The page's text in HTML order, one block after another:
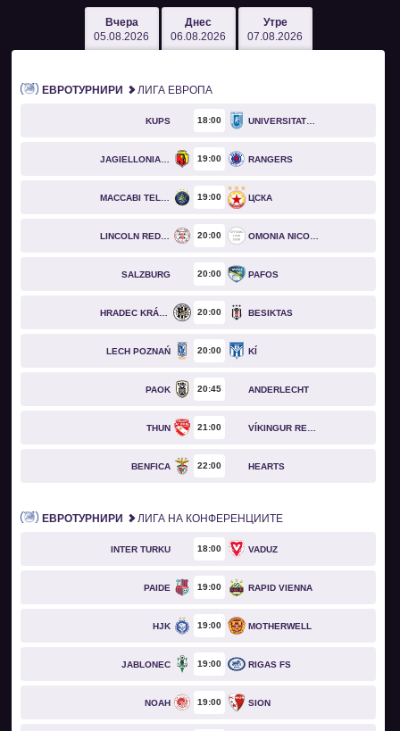
Вчера
05.08.2026
Днес
06.08.2026
Утре
07.08.2026
ЕВРОТУРНИРИ ЛИГА ЕВРОПА
KUPS 18 00 UNIVERSITATEA CRAIOVA
JAGIELLONIA BIAŁYSTOK 19 00 RANGERS
19 00 ЦСКА
LINCOLN RED IMPS 20 00 OMONIA NICOSIA
SALZBURG 20 00 PAFOS
HRADEC KRÁLOVÉ 20 00 BESIKTAS
LECH POZNAŃ 20 00 KÍ
PAOK 20 45 ANDERLECHT
THUN 21 00
BENFICA 22 00 HEARTS
ЕВРОТУРНИРИ ЛИГА НА КОНФЕРЕНЦИИТЕ
INTER TURKU 18 00 VADUZ
PAIDE 19 00 RAPID VIENNA
HJK 19 00 MOTHERWELL
JABLONEC 19 00 RIGAS FS
NOAH 19 00 SION